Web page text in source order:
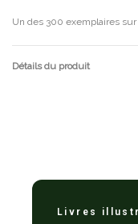
Un des 300 exemplaires sur
Détails du produit
Livres